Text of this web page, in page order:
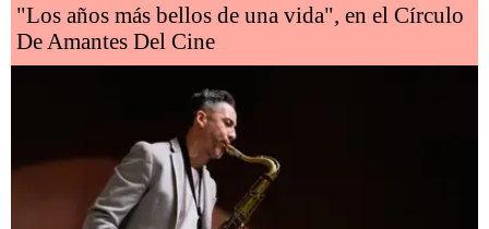
"Los años más bellos de una vida", en el Círculo
De Amantes Del Cine